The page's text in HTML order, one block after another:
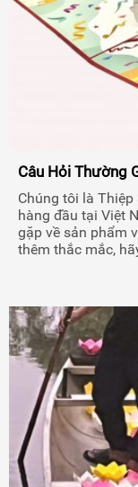
Câu Hỏi Thường
Chúng tôi là
hàng đầu tại Việt
gặp về sản phẩm
thêm thắc mắc,